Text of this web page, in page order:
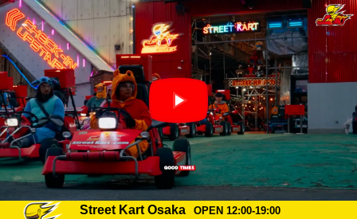
Street Kart Osaka
OPEN 12:00-19:00